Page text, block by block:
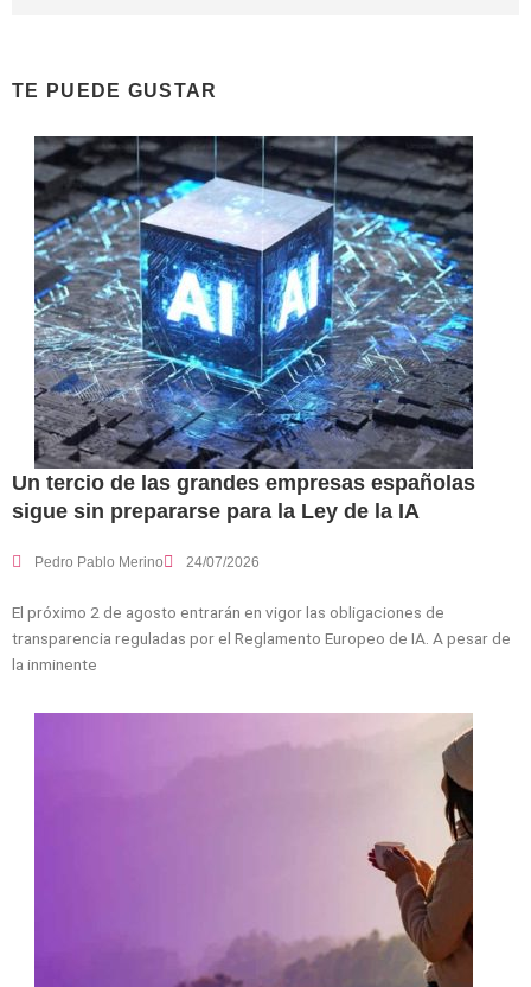
TE PUEDE GUSTAR
Un tercio de las grandes empresas españolas
sigue sin prepararse para la Ley de la IA
Pedro Pablo Merino 24/07/2026
El próximo 2 de agosto entrarán en vigor las obligaciones de
transparencia reguladas por el Reglamento Europeo de IA. A pesar de
la inminente